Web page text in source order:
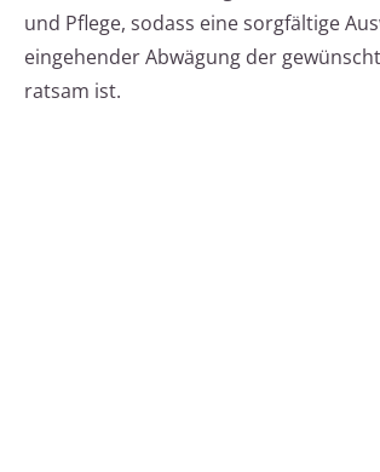
und Pflege, sodass eine sorgfältige
eingehender Abwägung der
ratsam ist.